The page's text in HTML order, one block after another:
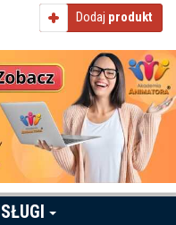
Dodaj produkt